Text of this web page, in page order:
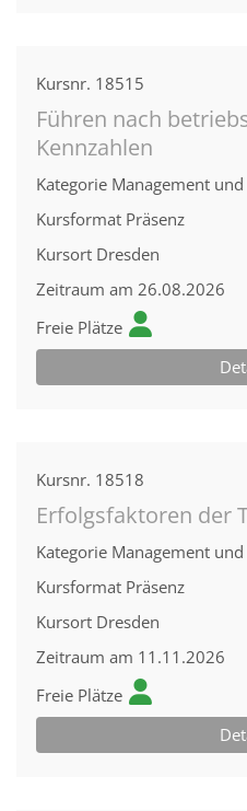
Kursnr. 18515
Führen nach
Kennzahlen
Kategorie Management
Kursformat Präsenz
Kursort Dresden
Zeitraum am 26.08.2026
Freie Plätze
Kursnr. 18518
Erfolgsfaktoren der
Kategorie Management
Kursformat Präsenz
Kursort Dresden
Zeitraum am 11.11.2026
Freie Plätze